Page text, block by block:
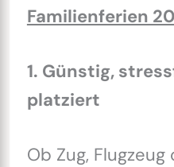
Familienferien
1. Günstig,
platziert
Ob Zug, Flugzeug